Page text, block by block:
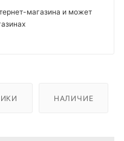
магазина и может
НАЛИЧИЕ